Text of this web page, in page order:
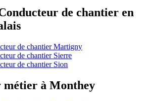
de chantier en
de chantier Martigny
de chantier Sierre
de chantier Sion
à Monthey